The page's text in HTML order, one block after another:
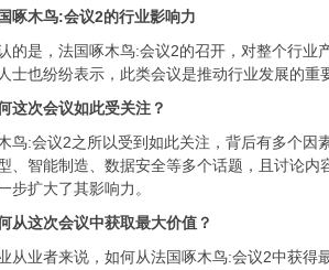
啄木鸟:会议2的行业影响力
的是，法国啄木鸟:会议2的召开，对整个行
士也纷纷表示，此类会议是推动行业发展的
这次会议如此受关注？
鸟:会议2之所以受到如此关注，背后有多个
、智能制造、数据安全等多个话题，且讨论
步扩大了其影响力。
从这次会议中获取最大价值？
从业者来说，如何从法国啄木鸟:会议2中获